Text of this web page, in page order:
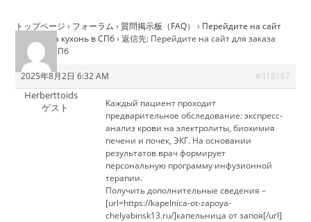
トップページ › フォーラム › 質問掲示板（FAQ） › Перейдите на сайт
для заказа кухонь в СПб › 返信先: Перейдите на сайт для заказа
кухонь в СПб
2025年8月2日 6:32 AM #318167
Herberttoids
ゲスト
Каждый пациент проходит
предварительное обследование: экспресс-
анализ крови на электролиты, биохимия
печени и почек, ЭКГ. На основании
результатов врач формирует
персональную программу инфузионной
терапии.
Получить дополнительные сведения –
[url=https://kapelnica-ot-zapoya-
chelyabinsk13.ru/]капельница от запоя[/url]